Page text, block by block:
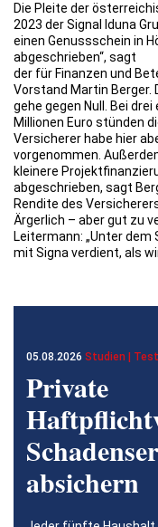
Die Pleite der
2023 der Signal Iduna
einen Genussschein in
abgeschrieben“, sagt
der für Finanzen und
Vorstand Martin Berger.
gehe gegen Null. Bei
Millionen Euro stünden
Versicherer habe hier
vorgenommen.
kleinere
abgeschrieben, sagt
Rendite des
Ärgerlich – aber gut zu
Leitermann: „Unter
mit Signa verdient, als
05.08.2026 Studien |
Private
absichern